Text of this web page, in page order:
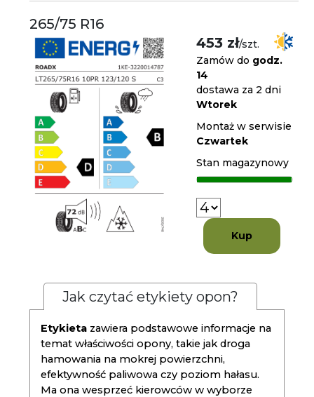
265/75 R16
453 zł/szt.
Zamów do godz.
14
dostawa za 2 dni
Wtorek
Montaż w serwisie
Czwartek
Stan magazynowy
Kup
Jak czytać etykiety opon?
Etykieta zawiera podstawowe informacje na
temat właściwości opony, takie jak droga
hamowania na mokrej powierzchni,
efektywność paliwowa czy poziom hałasu.
Ma ona wesprzeć kierowców w wyborze